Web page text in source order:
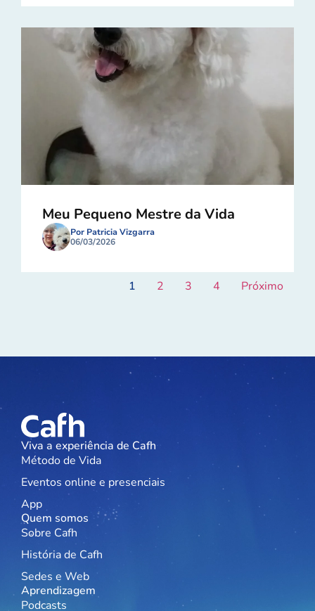
Meu Pequeno Mestre da Vida
Por Patricia Vizgarra
06/03/2026
1 2 3 4 Próximo
Viva a experiência de Cafh
Método de Vida
Eventos online e presenciais
App
Quem somos
Sobre Cafh
História de Cafh
Sedes e Web
Aprendizagem
Podcasts